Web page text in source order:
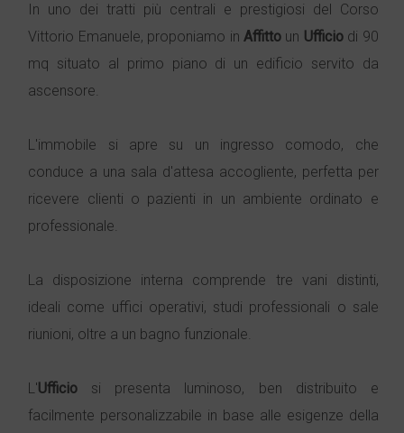
In uno dei tratti più centrali e prestigiosi del Corso
Vittorio Emanuele, proponiamo in Affittoun Ufficiodi 90
mq situato al primo piano di un edificio servito da
ascensore.
L'immobile si apre su un ingresso comodo, che
conduce a una sala d'attesa accogliente, perfetta per
ricevere clienti o pazienti in un ambiente ordinato e
professionale.
La disposizione interna comprende tre vani distinti,
ideali come uffici operativi, studi professionali o sale
riunioni, oltre a un bagno funzionale.
L'Ufficio si presenta luminoso, ben distribuito e
facilmente personalizzabile in base alle esigenze della